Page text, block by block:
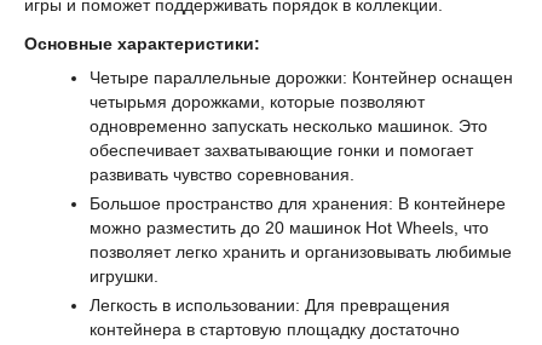
игры и поможет поддерживать порядок в коллекции.
Основные характеристики:
Четыре параллельные дорожки: Контейнер оснащен
четырьмя дорожками, которые позволяют
одновременно запускать несколько машинок. Это
обеспечивает захватывающие гонки и помогает
развивать чувство соревнования.
Большое пространство для хранения: В контейнере
можно разместить до 20 машинок Hot Wheels, что
позволяет легко хранить и организовывать любимые
игрушки.
Легкость в использовании: Для превращения
контейнера в стартовую площадку достаточно